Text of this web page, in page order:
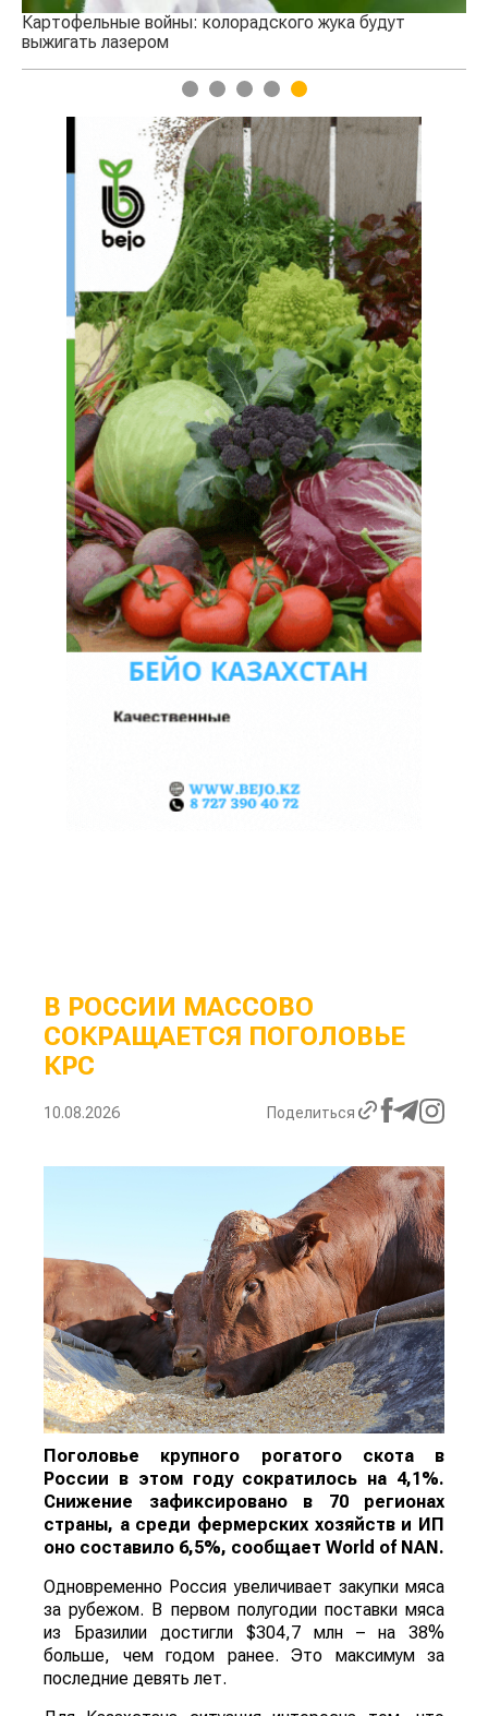
В России массово сокращается поголовье КРС
1 2 3 4 5
В РОССИИ МАССОВО
СОКРАЩАЕТСЯ ПОГОЛОВЬЕ
КРС
10.08.2026 Поделиться
Поголовье крупного рогатого скота в
России в этом году сократилось на 4,1%.
Снижение зафиксировано в 70 регионах
страны, а среди фермерских хозяйств и ИП
оно составило 6,5%, сообщает World of NAN.
Одновременно Россия увеличивает закупки мяса
за рубежом. В первом полугодии поставки мяса
из Бразилии достигли $304,7 млн – на 38%
больше, чем годом ранее. Это максимум за
последние девять лет.